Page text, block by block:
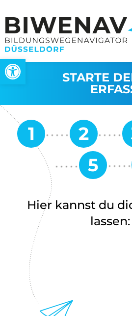
Open toolbar
STARTE
Hier kannst du
lassen: